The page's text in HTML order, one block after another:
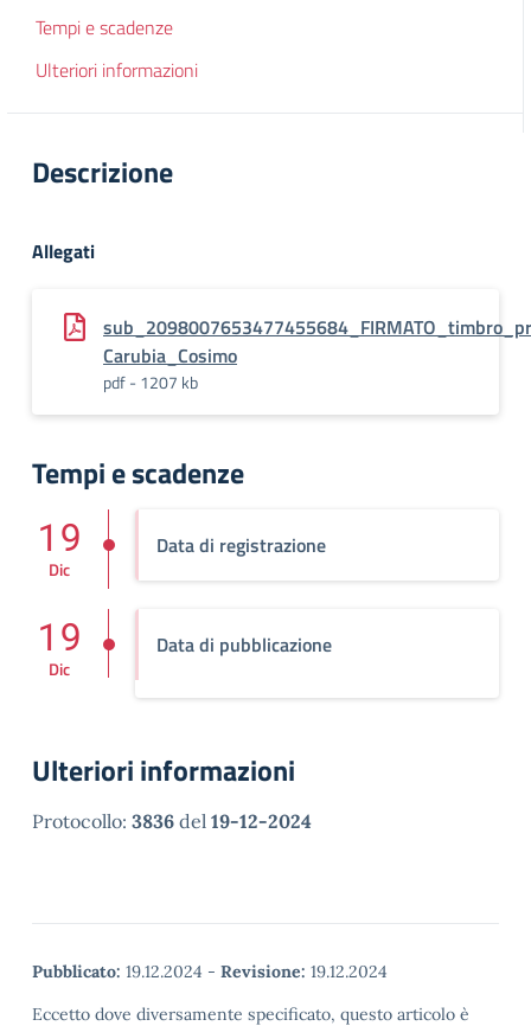
Tempi e scadenze
Ulteriori informazioni
Descrizione
Allegati
Carubia_Cosimo
pdf - 1207 kb
Tempi e scadenze
Data di registrazione
19
Dic
Data di pubblicazione
19
Dic
Ulteriori informazioni
Protocollo: 3836 del 19-12-2024
Pubblicato: 19.12.2024 - Revisione: 19.12.2024
Eccetto dove diversamente specificato, questo articolo è